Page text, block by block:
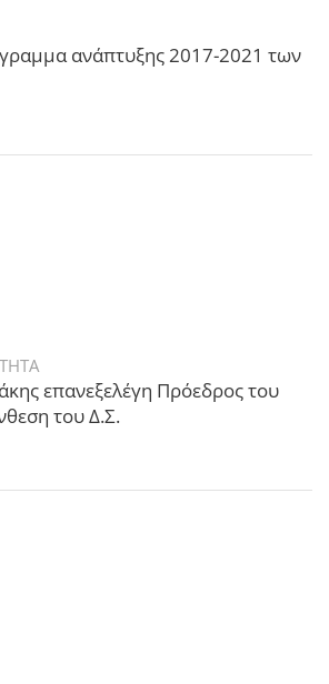
ανάπτυξης 2017-2021 των
επανεξελέγη Πρόεδρος του
του Δ.Σ.